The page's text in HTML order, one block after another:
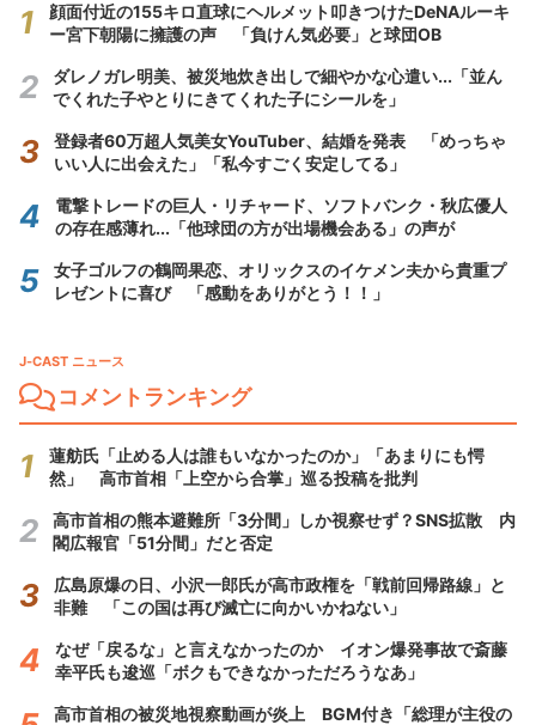
顔面付近の155キロ直球にヘルメット叩きつけたDeNAルーキ
ー宮下朝陽に擁護の声 「負けん気必要」と球団OB
ダレノガレ明美、被災地炊き出しで細やかな心遣い...「並ん
でくれた子やとりにきてくれた子にシールを」
登録者60万超人気美女YouTuber、結婚を発表 「めっちゃ
いい人に出会えた」「私今すごく安定してる」
電撃トレードの巨人・リチャード、ソフトバンク・秋広優人
の存在感薄れ...「他球団の方が出場機会ある」の声が
女子ゴルフの鶴岡果恋、オリックスのイケメン夫から貴重プ
レゼントに喜び 「感動をありがとう！！」
J-CAST ニュース
コメントランキング
蓮舫氏「止める人は誰もいなかったのか」「あまりにも愕
然」 高市首相「上空から合掌」巡る投稿を批判
高市首相の熊本避難所「3分間」しか視察せず？SNS拡散 内
閣広報官「51分間」だと否定
広島原爆の日、小沢一郎氏が高市政権を「戦前回帰路線」と
非難 「この国は再び滅亡に向かいかねない」
なぜ「戻るな」と言えなかったのか イオン爆発事故で斎藤
幸平氏も逡巡「ボクもできなかっただろうなあ」
高市首相の被災地視察動画が炎上 BGM付き「総理が主役の